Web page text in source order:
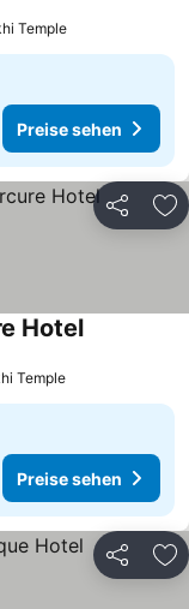
Temple
Preise sehen
Teilen
Hotel
Temple
Preise sehen
Teilen